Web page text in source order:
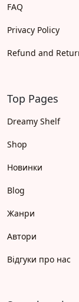
FAQ
Privacy Policy
Refund and
Top Pages
Dreamy Shelf
Shop
Новинки
Blog
Жанри
Автори
Відгуки про нас